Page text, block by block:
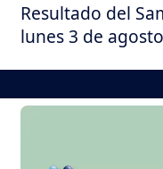
Resultado del
lunes 3 de